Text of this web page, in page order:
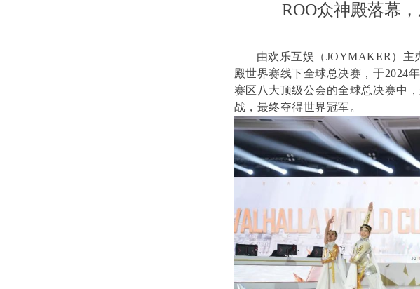
ROO众神殿落幕
由欢乐互娱（JOYMAKER）主
殿世界赛线下全球总决赛，于2024
赛区八大顶级公会的全球总决赛中
战，最终夺得世界冠军。